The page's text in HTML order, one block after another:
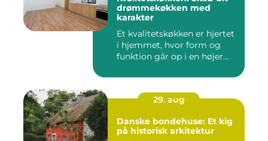
drømmekøkken med
karakter
Et kvalitetskøkken er hjertet
i hjemmet, hvor form og
funktion går op i en højer...
29. aug
Danske bondehuse: Et kig
på historisk arkitektur